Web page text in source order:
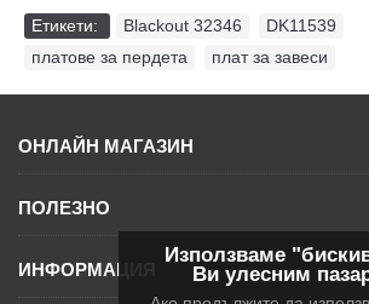
Етикети: Blackout 32346 DK11539
платове за пердета
плат за завеси
ОНЛАЙН МАГАЗИН
ПОЛЕЗНО
ИНФОРМАЦИЯ
Използваме
Ви улесним